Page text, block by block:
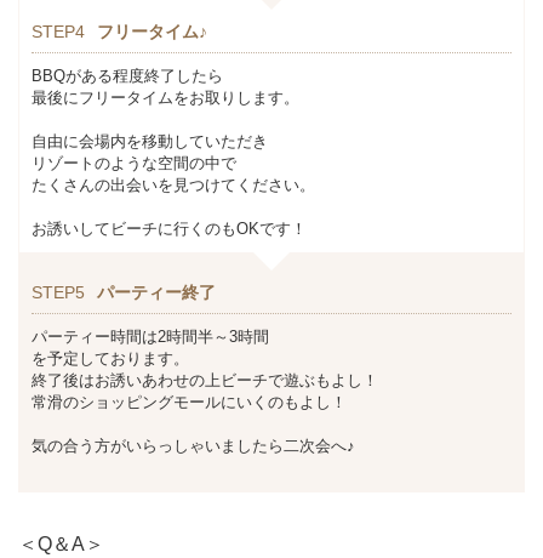
STEP4 フリータイム♪
BBQがある程度終了したら
最後にフリータイムをお取りします。
自由に会場内を移動していただき
リゾートのような空間の中で
たくさんの出会いを見つけてください。
お誘いしてビーチに行くのもOKです！
STEP5 パーティー終了
パーティー時間は2時間半～3時間
を予定しております。
終了後はお誘いあわせの上ビーチで遊ぶもよし！
常滑のショッピングモールにいくのもよし！
気の合う方がいらっしゃいましたら二次会へ♪
＜Q＆A＞